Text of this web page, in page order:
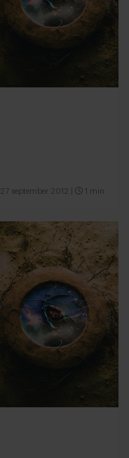
27 september 2012 1 min